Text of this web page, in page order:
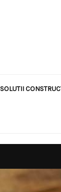
SOLUTII